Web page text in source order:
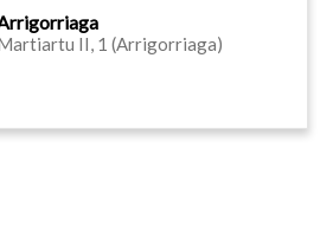
II, 1 (Arrigorriaga)